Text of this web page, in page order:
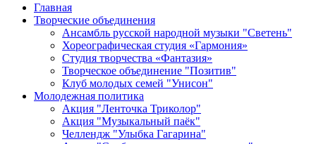
Главная
Творческие объединения
Ансамбль русской народной музыки "Светень"
Хореографическая студия «Гармония»
Студия творчества «Фантазия»
Творческое объединение "Позитив"
Клуб молодых семей "Унисон"
Молодежная политика
Акция "Ленточка Триколор"
Акция "Музыкальный паёк"
Челлендж "Улыбка Гагарина"